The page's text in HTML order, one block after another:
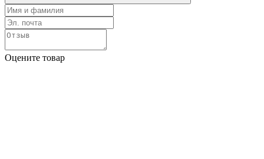
Оцените товар